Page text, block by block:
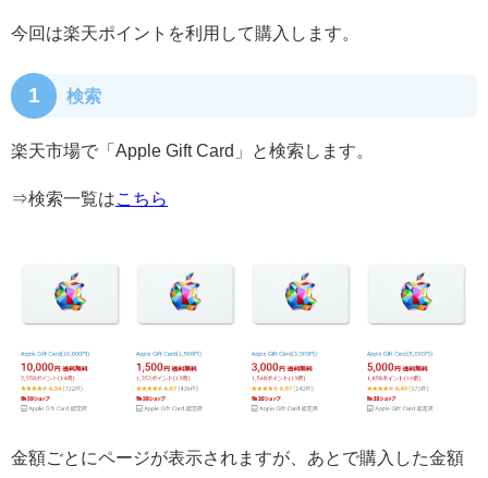
今回は楽天ポイントを利用して購入します。
1 検索
楽天市場で「 Apple Gift Card 」と検索します。
⇒検索一覧はこちら
金額ごとにページが表示されますが、あとで購入した金額